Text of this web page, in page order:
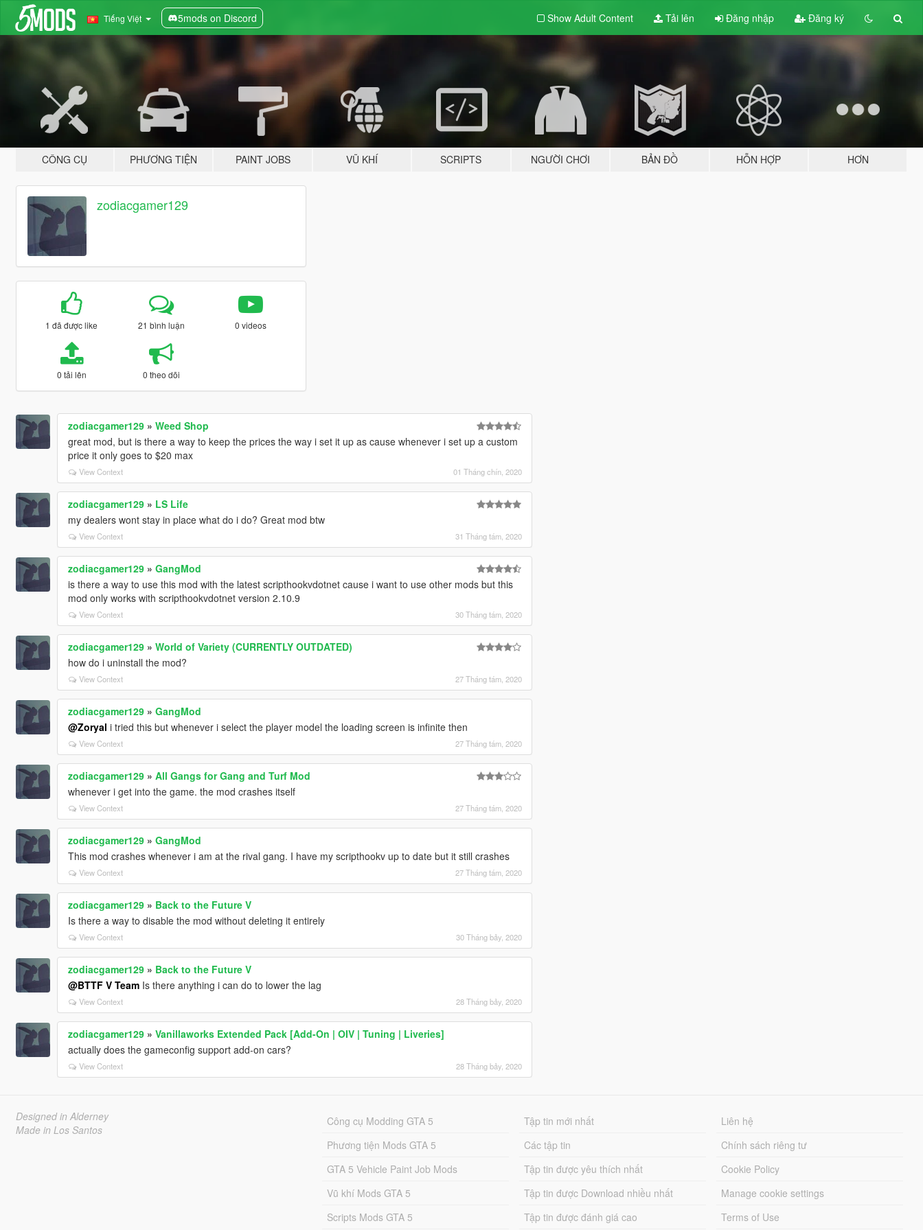
Tiếng Việt 5mods on Discord Show Adult Content Tải lên Đăng nhập Đăng ký
CÔNG CỤ PHƯƠNG TIỆN PAINT JOBS VŨ KHÍ SCRIPTS NGƯỜI CHƠI BẢN ĐỒ HỖN HỢP HƠN
zodiacgamer129
1 đã được like 21 bình luận 0 videos
0 tải lên 0 theo dõi
zodiacgamer129» Weed Shop
great mod, but is there a way to keep the prices the way i set it up as cause whenever i set up a custom
price it only goes to $20 max
View Context 01 Tháng chín, 2020
zodiacgamer129» LS Life
my dealers wont stay in place what do i do? Great mod btw
View Context 31 Tháng tám, 2020
zodiacgamer129» GangMod
is there a way to use this mod with the latest scripthookvdotnet cause i want to use other mods but this
mod only works with scripthookvdotnet version 2.10.9
View Context 30 Tháng tám, 2020
zodiacgamer129» World of Variety (CURRENTLY OUTDATED)
how do i uninstall the mod?
View Context 27 Tháng tám, 2020
zodiacgamer129» GangMod
@Zoryal i tried this but whenever i select the player model the loading screen is infinite then
View Context 27 Tháng tám, 2020
zodiacgamer129» All Gangs for Gang and Turf Mod
whenever i get into the game. the mod crashes itself
View Context 27 Tháng tám, 2020
zodiacgamer129» GangMod
This mod crashes whenever i am at the rival gang. I have my scripthookv up to date but it still crashes
View Context 27 Tháng tám, 2020
zodiacgamer129» Back to the Future V
Is there a way to disable the mod without deleting it entirely
View Context 30 Tháng bảy, 2020
zodiacgamer129» Back to the Future V
@BTTF V TeamIs there anything i can do to lower the lag
View Context 28 Tháng bảy, 2020
zodiacgamer129» Vanillaworks Extended Pack [Add-On | OIV | Tuning | Liveries]
actually does the gameconfig support add-on cars?
View Context 28 Tháng bảy, 2020
Designed in Alderney
Made in Los Santos
Công cụ Modding GTA 5
Phương tiện Mods GTA 5
GTA 5 Vehicle Paint Job Mods
Vũ khí Mods GTA 5
Scripts Mods GTA 5
Tập tin mới nhất
Các tập tin
Tập tin được yêu thích nhất
Tập tin được Download nhiều nhất
Tập tin được đánh giá cao
Liên hệ
Chính sách riêng tư
Cookie Policy
Manage cookie settings
Terms of Use